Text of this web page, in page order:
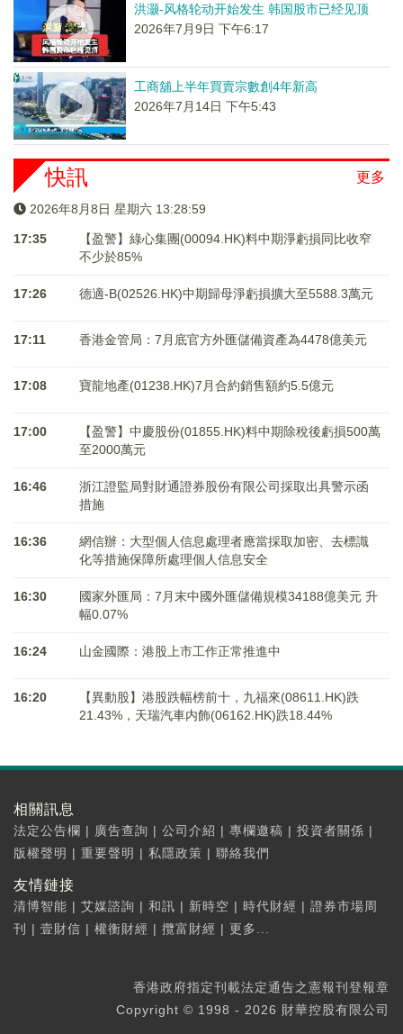
洪灏-风格轮动开始发生 韩国股市已经见顶
2026年7月9日 下午6:17
工商舖上半年買賣宗數創4年新高
2026年7月14日 下午5:43
更多
快訊
2026年8月8日 星期六 13:28:59
17:35
【盈警】綠心集團(00094.HK)料中期淨虧損同比收窄
不少於85%
17:26 德適-B(02526.HK)中期歸母淨虧損擴大至5588.3萬元
17:11 香港金管局：7月底官方外匯儲備資產為4478億美元
17:08 寶龍地產(01238.HK)7月合約銷售額約5.5億元
17:00
【盈警】中慶股份(01855.HK)料中期除稅後虧損500萬
至2000萬元
16:46
浙江證監局對財通證券股份有限公司採取出具警示函
措施
16:36
網信辦：大型個人信息處理者應當採取加密、去標識
化等措施保障所處理個人信息安全
16:30
國家外匯局：7月末中國外匯儲備規模34188億美元 升
幅0.07%
16:24 山金國際：港股上市工作正常推進中
16:20
【異動股】港股跌幅榜前十，九福來(08611.HK)跌
21.43%，天瑞汽車内飾(06162.HK)跌18.44%
相關訊息
法定公告欄 | 廣告查詢 | 公司介紹 | 專欄邀稿 | 投資者關係 |
版權聲明 | 重要聲明 | 私隱政策 | 聯絡我們
友情鏈接
清博智能 | 艾媒諮詢 | 和訊 | 新時空 | 時代財經 | 證券市場周
刊
| 壹財信 | 權衡財經 | 攬富財經 | 更多...
香港政府指定刊載法定通告之憲報刊登報章
Copyright © 1998 - 2026 財華控股有限公司